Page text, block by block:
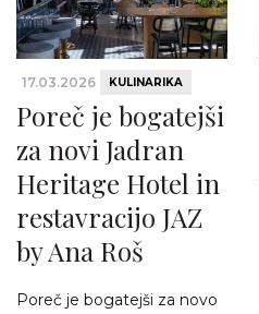
17.03.2026 KULINARIKA
Poreč je bogatejši
za novi Jadran
Heritage Hotel in
restavracijo JAZ
by Ana Roš
Poreč je bogatejši za novo